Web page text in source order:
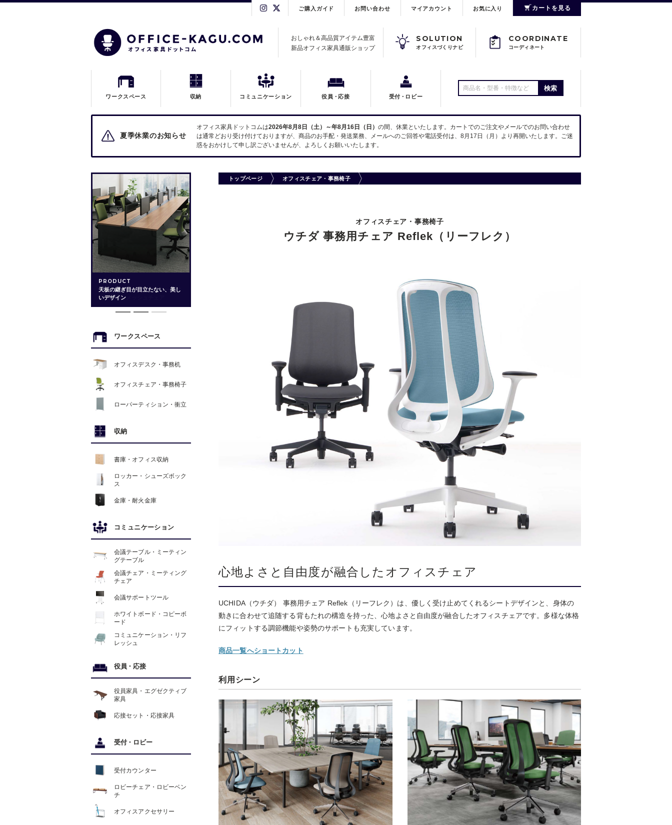
おしゃれ＆高品質アイテム豊富
新品オフィス家具通販ショップ
カートを見る
ご購入ガイド お問い合わせ マイアカウント お気に入り
ワークスペース 収納 コミュニケーション 役員 ・応接 受付・ ロビー
検索
SOLUTION
オフィスづくりナビ
COORDINATE
コーディネート
夏季休業のお知らせ
オフィス家具ドットコムは2026年8月8日（土）～年8月16日（日） の間、休業といたします。カートでのご注文やメールでのお問い合わせ
は通常どおり受け付けておりますが、商品のお手配・発送業務、メールへのご回答や電話受付は、8月17日（月）より再開いたします。ご迷
惑をおかけして申し訳ございませんが、よろしくお願いいたします。
トップページ オフィスチェア・事務椅子
オフィスチェア・事務椅子
ウチダ 事務用チェア Reflek（リーフレク）
心地よさと自由度が融合したオフィスチェア
UCHIDA（ウチダ） 事務用チェア Reflek（リーフレク）は、優しく受け止めてくれるシートデザインと、身体の
動きに合わせて追随する背もたれの構造を持った、心地よさと自由度が融合したオフィスチェアです。多様な体格
にフィットする調節機能や姿勢のサポートも充実しています。
商品一覧へショートカット
利用シーン
PRODUCT
ミニマルで美しく、省スペース対
応の快適なメッシュチェア
ワークスペース
オフィスデスク・事務机
オフィスチェア・事務椅子
ローパーティション・衝立
収納
書庫・オフィス収納
ロッカー・シューズボック
ス
金庫・耐火金庫
コミュニケーション
会議テーブル・ミーティン
グテーブル
会議チェア・ミーティング
チェア
会議サポートツール
ホワイトボード・コピーボ
ード
コミュニケーション・リフ
レッシュ
役員 ・応接
役員家具・エグゼクティブ
家具
応接セット・応接家具
受付・ ロビー
受付カウンター
ロビーチェア・ロビーベン
チ
オフィスアクセサリー